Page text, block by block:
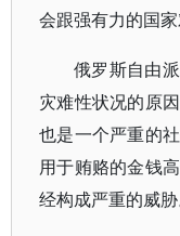
会跟强有力的国家
俄罗斯自由
灾难性状况的原
也是一个严重的
用于贿赂的金钱
经构成严重的威胁